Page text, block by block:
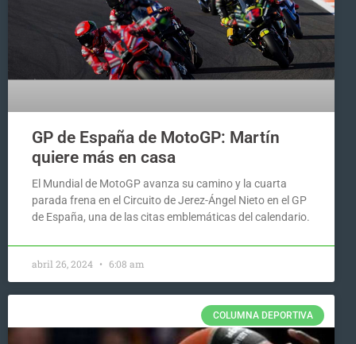
GP de España de MotoGP: Martín
quiere más en casa
El Mundial de MotoGP avanza su camino y la cuarta
parada frena en el Circuito de Jerez-Ángel Nieto en el GP
de España, una de las citas emblemáticas del calendario.
abril 26, 2024 6:08 am
COLUMNA DEPORTIVA